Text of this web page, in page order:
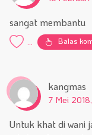
sangat membantu
... Balas
kangmas
7 Mei
Untuk khat di wani